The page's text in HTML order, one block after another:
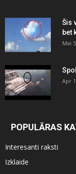
Šis
bet
Mai
Apr
POPULĀRAS
Interesanti raksti
Izklaide